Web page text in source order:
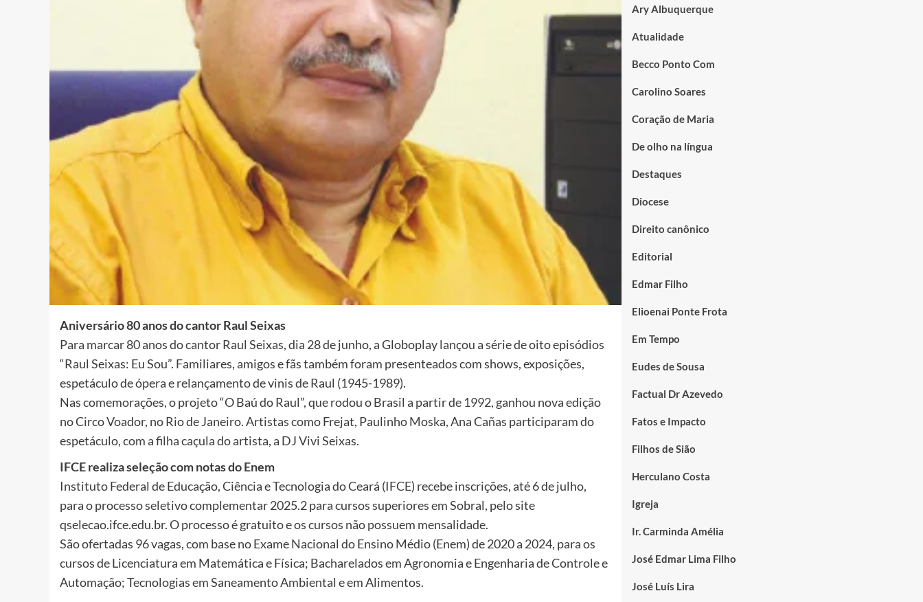
Aniversário 80 anos do cantor Raul Seixas
Para marcar 80 anos do cantor Raul Seixas, dia 28 de junho, a Globoplay lançou a série de oito episódios
“Raul Seixas: Eu Sou”. Familiares, amigos e fãs também foram presenteados com shows, exposições,
espetáculo de ópera e relançamento de vinis de Raul (1945-1989).
Nas comemorações, o projeto “O Baú do Raul”, que rodou o Brasil a partir de 1992, ganhou nova edição
no Circo Voador, no Rio de Janeiro. Artistas como Frejat, Paulinho Moska, Ana Cañas participaram do
espetáculo, com a filha caçula do artista, a DJ Vivi Seixas.
IFCE realiza seleção com notas do Enem
Instituto Federal de Educação, Ciência e Tecnologia do Ceará (IFCE) recebe inscrições, até 6 de julho,
para o processo seletivo complementar 2025.2 para cursos superiores em Sobral, pelo site
qselecao.ifce.edu.br. O processo é gratuito e os cursos não possuem mensalidade.
São ofertadas 96 vagas, com base no Exame Nacional do Ensino Médio (Enem) de 2020 a 2024, para os
cursos de Licenciatura em Matemática e Física; Bacharelados em Agronomia e Engenharia de Controle e
Automação; Tecnologias em Saneamento Ambiental e em Alimentos.
Ary Albuquerque
Atualidade
Becco Ponto Com
Carolino Soares
Coração de Maria
De olho na língua
Destaques
Diocese
Direito canônico
Editorial
Edmar Filho
Elioenai Ponte Frota
Em Tempo
Eudes de Sousa
Factual Dr Azevedo
Fatos e Impacto
Filhos de Sião
Herculano Costa
Igreja
Ir. Carminda Amélia
José Edmar Lima Filho
José Luís Lira